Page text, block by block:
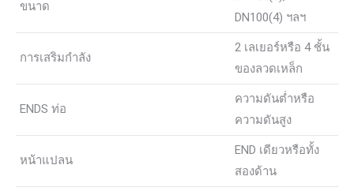
ขนาด
DN100(4) ฯลฯ
การเสริมกำลัง
2 เลเยอร์หรือ 4 ชั้น
ของลวดเหล็ก
ENDS ท่อ
ความดันต่ำหรือ
ความดันสูง
หน้าแปลน
END เดียวหรือทั้ง
สองด้าน